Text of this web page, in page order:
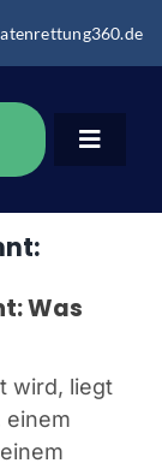
Toggle
Was
wird, liegt
einem